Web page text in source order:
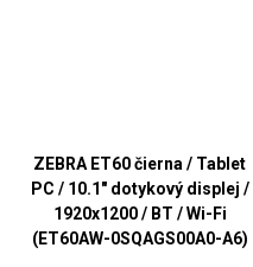
ZEBRA ET60 čierna / Tablet
PC / 10.1" dotykový displej /
1920x1200 / BT / Wi-Fi
(ET60AW-0SQAGS00A0-A6)